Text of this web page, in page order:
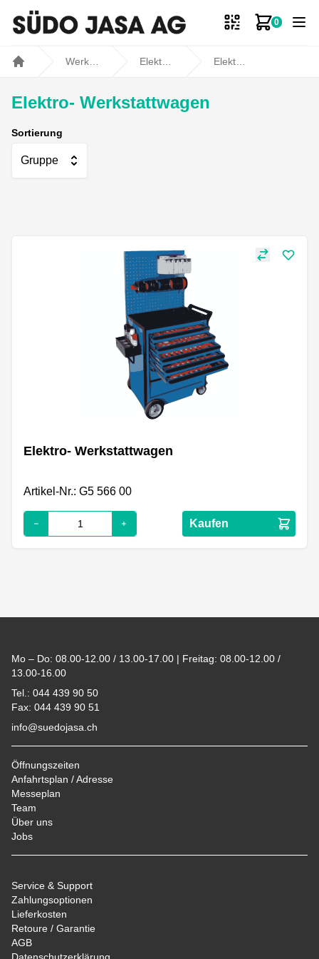
0
Zum
Elektro- Werkstattwagen
Sortierung
Gruppe
Elektro- Werkstattwagen
Artikel-Nr.: G5 566 00
Kaufen
Mo – Do: 08.00-12.00 / 13.00-17.00 | Freitag: 08.00-12.00 /
13.00-16.00
Tel.: 044 439 90 50
Fax: 044 439 90 51
info@suedojasa.ch
Öffnungszeiten
Anfahrtsplan / Adresse
Messeplan
Team
Über uns
Jobs
Service & Support
Zahlungsoptionen
Lieferkosten
Retoure / Garantie
AGB